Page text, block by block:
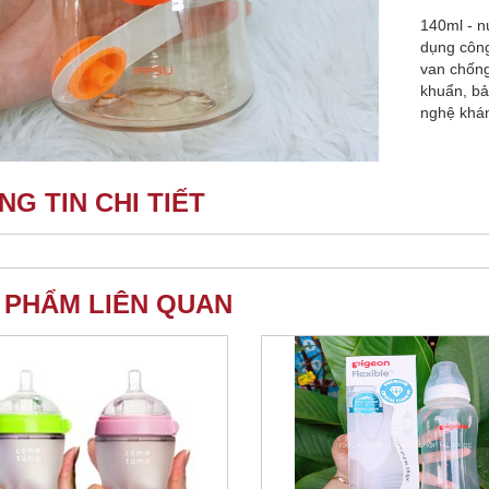
140ml -
dụng
van
khuẩn,
nghệ
TIN CHI TIẾT
LIÊN QUAN